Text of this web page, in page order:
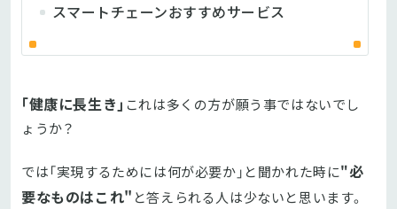
スマートチェーンおすすめサービス
｢健康に長生き｣ これは多くの方が願う事ではないでし
ょうか？
では「実現するためには何が必要か」と聞かれた時に"必
要なものはこれ" と答えられる人は少ないと思います。